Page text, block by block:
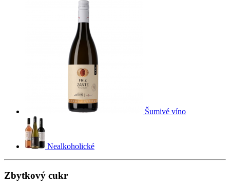
Šumivé víno
Nealkoholické
Zbytkový cukr